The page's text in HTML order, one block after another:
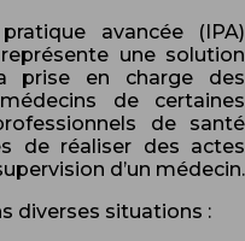
avancée (IPA)
une solution
prise en charge des
de certaines
de santé
de réaliser des actes
d’un médecin.
diverses situations :